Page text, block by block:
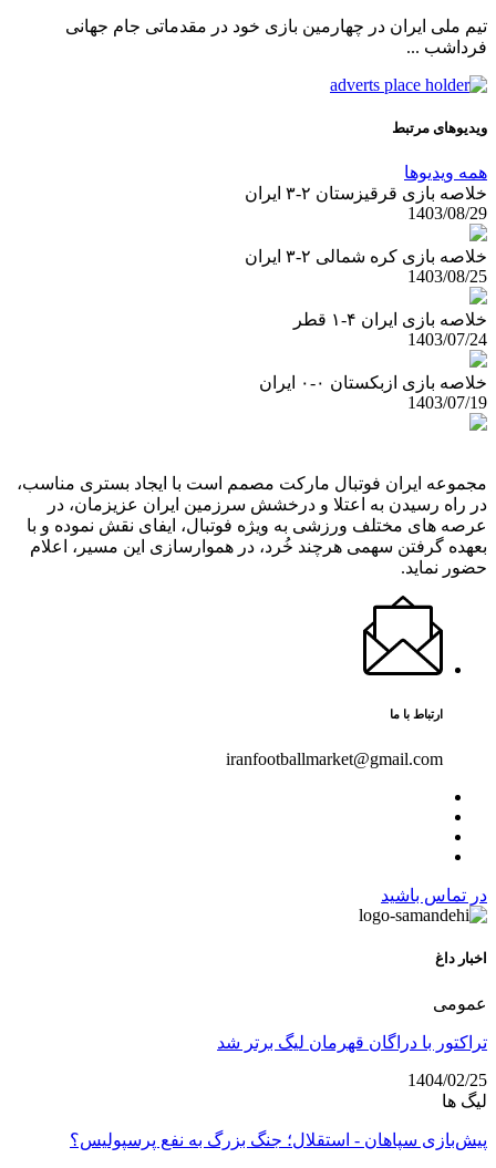
تیم ملی ایران در چهارمین بازی خود در مقدماتی جام جهانی
فرداشب ...
ویدیوهای مرتبط
همه ویدیوها
خلاصه بازی قرقیزستان ۲-۳ ایران
1403/08/29
خلاصه بازی کره شمالی ۲-۳ ایران
1403/08/25
خلاصه بازی ایران ۴-۱ قطر
1403/07/24
خلاصه بازی ازبکستان ۰-۰ ایران
1403/07/19
مجموعه ایران فوتبال مارکت مصمم است با ایجاد بستری مناسب،
در راه رسیدن به اعتلا و درخشش سرزمین ایران عزیزمان، در
عرصه های مختلف ورزشی به ویژه فوتبال، ایفای نقش نموده و با
بعهده گرفتن سهمی هرچند خُرد، در هموارسازی این مسیر، اعلام
حضور نماید.
ارتباط با ما
iranfootballmarket@gmail.com
در تماس باشید
اخبار داغ
عمومی
تراکتور با دراگان قهرمان لیگ برتر شد
1404/02/25
لیگ ها
پیش‌بازی سپاهان - استقلال؛ جنگ بزرگ به نفع پرسپولیس؟